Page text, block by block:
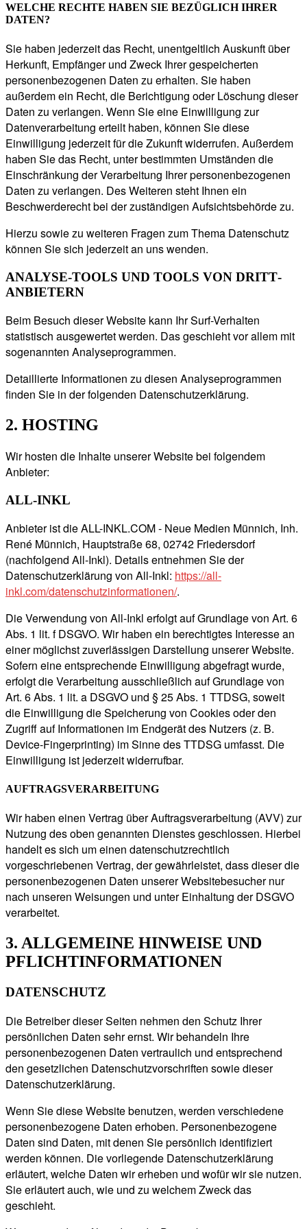
WELCHE RECHTE HABEN SIE BEZÜGLICH IHRER
DATEN?
Sie haben jederzeit das Recht, unentgeltlich Auskunft über
Herkunft, Empfänger und Zweck Ihrer gespeicherten
personenbezogenen Daten zu erhalten. Sie haben
außerdem ein Recht, die Berichtigung oder Löschung dieser
Daten zu verlangen. Wenn Sie eine Einwilligung zur
Datenverarbeitung erteilt haben, können Sie diese
Einwilligung jederzeit für die Zukunft widerrufen. Außerdem
haben Sie das Recht, unter bestimmten Umständen die
Einschränkung der Verarbeitung Ihrer personenbezogenen
Daten zu verlangen. Des Weiteren steht Ihnen ein
Beschwerderecht bei der zuständigen Aufsichtsbehörde zu.
Hierzu sowie zu weiteren Fragen zum Thema Datenschutz
können Sie sich jederzeit an uns wenden.
ANALYSE-TOOLS UND TOOLS VON DRITT­
ANBIETERN
Beim Besuch dieser Website kann Ihr Surf-Verhalten
statistisch ausgewertet werden. Das geschieht vor allem mit
sogenannten Analyseprogrammen.
Detaillierte Informationen zu diesen Analyseprogrammen
finden Sie in der folgenden Datenschutzerklärung.
2. HOSTING
Wir hosten die Inhalte unserer Website bei folgendem
Anbieter:
ALL-INKL
Anbieter ist die ALL-INKL.COM - Neue Medien Münnich, Inh.
René Münnich, Hauptstraße 68, 02742 Friedersdorf
(nachfolgend All-Inkl). Details entnehmen Sie der
Datenschutzerklärung von All-Inkl: https://all-
inkl.com/datenschutzinformationen/.
Die Verwendung von All-Inkl erfolgt auf Grundlage von Art. 6
Abs. 1 lit. f DSGVO. Wir haben ein berechtigtes Interesse an
einer möglichst zuverlässigen Darstellung unserer Website.
Sofern eine entsprechende Einwilligung abgefragt wurde,
erfolgt die Verarbeitung ausschließlich auf Grundlage von
Art. 6 Abs. 1 lit. a DSGVO und § 25 Abs. 1 TTDSG, soweit
die Einwilligung die Speicherung von Cookies oder den
Zugriff auf Informationen im Endgerät des Nutzers (z. B.
Device-Fingerprinting) im Sinne des TTDSG umfasst. Die
Einwilligung ist jederzeit widerrufbar.
AUFTRAGSVERARBEITUNG
Wir haben einen Vertrag über Auftragsverarbeitung (AVV) zur
Nutzung des oben genannten Dienstes geschlossen. Hierbei
handelt es sich um einen datenschutzrechtlich
vorgeschriebenen Vertrag, der gewährleistet, dass dieser die
personenbezogenen Daten unserer Websitebesucher nur
nach unseren Weisungen und unter Einhaltung der DSGVO
verarbeitet.
3. ALLGEMEINE HINWEISE UND
PFLICHT­INFORMATIONEN
DATENSCHUTZ
Die Betreiber dieser Seiten nehmen den Schutz Ihrer
persönlichen Daten sehr ernst. Wir behandeln Ihre
personenbezogenen Daten vertraulich und entsprechend
den gesetzlichen Datenschutzvorschriften sowie dieser
Datenschutzerklärung.
Wenn Sie diese Website benutzen, werden verschiedene
personenbezogene Daten erhoben. Personenbezogene
Daten sind Daten, mit denen Sie persönlich identifiziert
werden können. Die vorliegende Datenschutzerklärung
erläutert, welche Daten wir erheben und wofür wir sie nutzen.
Sie erläutert auch, wie und zu welchem Zweck das
geschieht.